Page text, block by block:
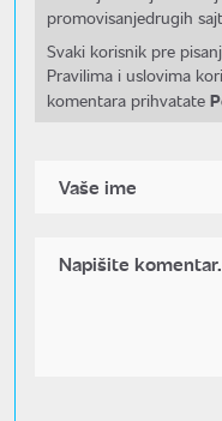
promovisanjedrugih
Svaki korisnik pre
Pravilima i uslovima
komentara prihvatate